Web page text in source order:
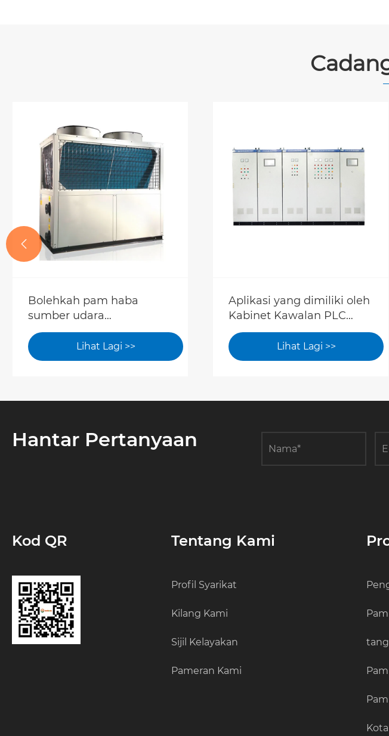
Bolehkah pam haba
sumber udara
memanaskan air panas?
Lihat Lagi >>
Aplikasi yang dimiliki oleh
Kabinet Kawalan PLC
dalam pelbagai industri?
Lihat Lagi >>

Hantar Pertanyaan
Kod QR Tentang Kami
Profil Syarikat
Kilang Kami
Sijil Kelayakan
Pameran Kami